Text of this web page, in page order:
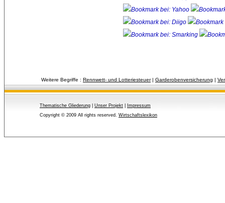
Weitere Begriffe : Rennwett- und Lotteriesteuer| Garderobenversicherung |
Thematische Gliederung Unser Projekt
Impressum
Copyright © 2009 All rights reserved. Wirtschaftslexikon